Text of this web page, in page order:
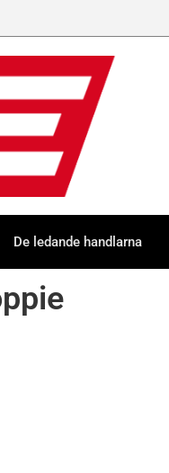
De ledande handlarna